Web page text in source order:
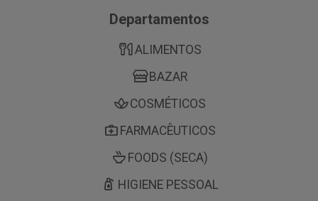
Departamentos
ALIMENTOS
BAZAR
COSMÉTICOS
FARMACÊUTICOS
FOODS (SECA)
HIGIENE PESSOAL